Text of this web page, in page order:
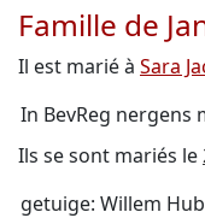
Famille de
Il est marié à Sara
In BevReg
Ils se sont mariés le
getuige: Willem